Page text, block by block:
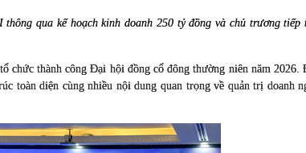
qua kế hoạch kinh doanh 250 tỷ đồng và chủ trương
chức thành công Đại hội đồng cổ đông thường niên năm 2026.
toàn diện cùng nhiều nội dung quan trọng về quản trị doanh